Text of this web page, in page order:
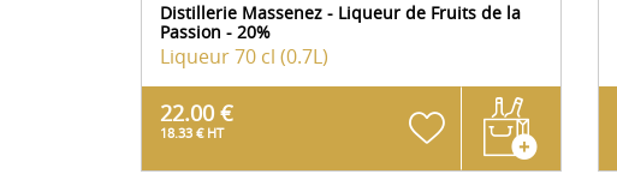
Distillerie Massenez - Liqueur de Fruits de la
Passion - 20%
Liqueur70 cl (0.7L)
22.00 €
18.33 € HT